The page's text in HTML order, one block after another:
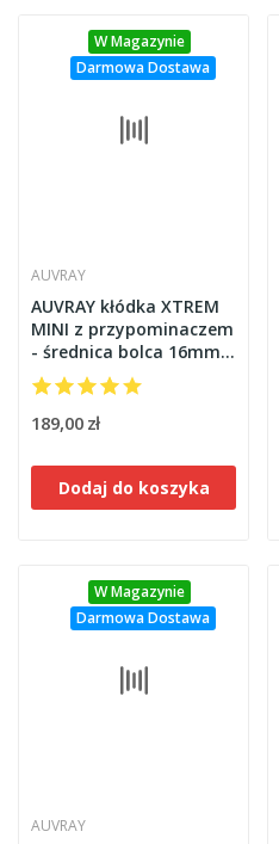
W Magazynie
Darmowa Dostawa
AUVRAY
AUVRAY kłódka XTREM
MINI z przypominaczem
- średnica bolca 16mm,
116mm x 119mm (klasa
S.R.A.)
189,00 zł
Dodaj do koszyka
W Magazynie
Darmowa Dostawa
AUVRAY